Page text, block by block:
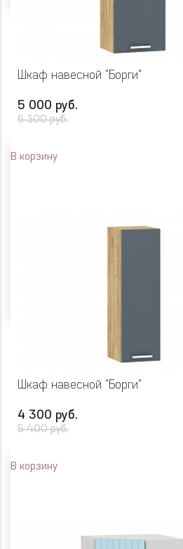
Шкаф навесной "Борги"
5 000 руб.
6 300 руб.
В корзину
Шкаф навесной "Борги"
4 300 руб.
5 400 руб.
В корзину